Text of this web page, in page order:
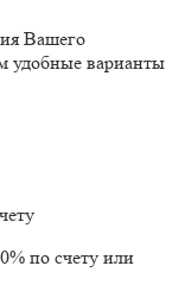
Вашего
удобные варианты
по счету или